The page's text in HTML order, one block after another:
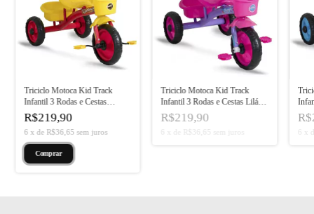
Triciclo Motoca Kid Track
Infantil 3 Rodas e Cestas
Vermelho com Amarelo
R$219,90
6 x de R$36,65 sem juros
Triciclo Motoca Kid Track
Infantil 3 Rodas e Cestas Lilás
com Rosa
R$219,90
R$36,65 6 x